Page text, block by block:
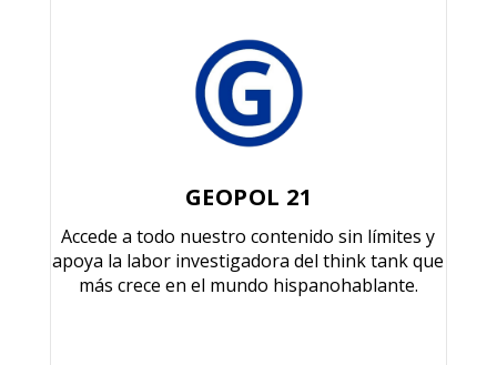
GEOPOL 21
Accede a todo nuestro contenido sin límites y
apoya la labor investigadora del think tank que
más crece en el mundo hispanohablante.